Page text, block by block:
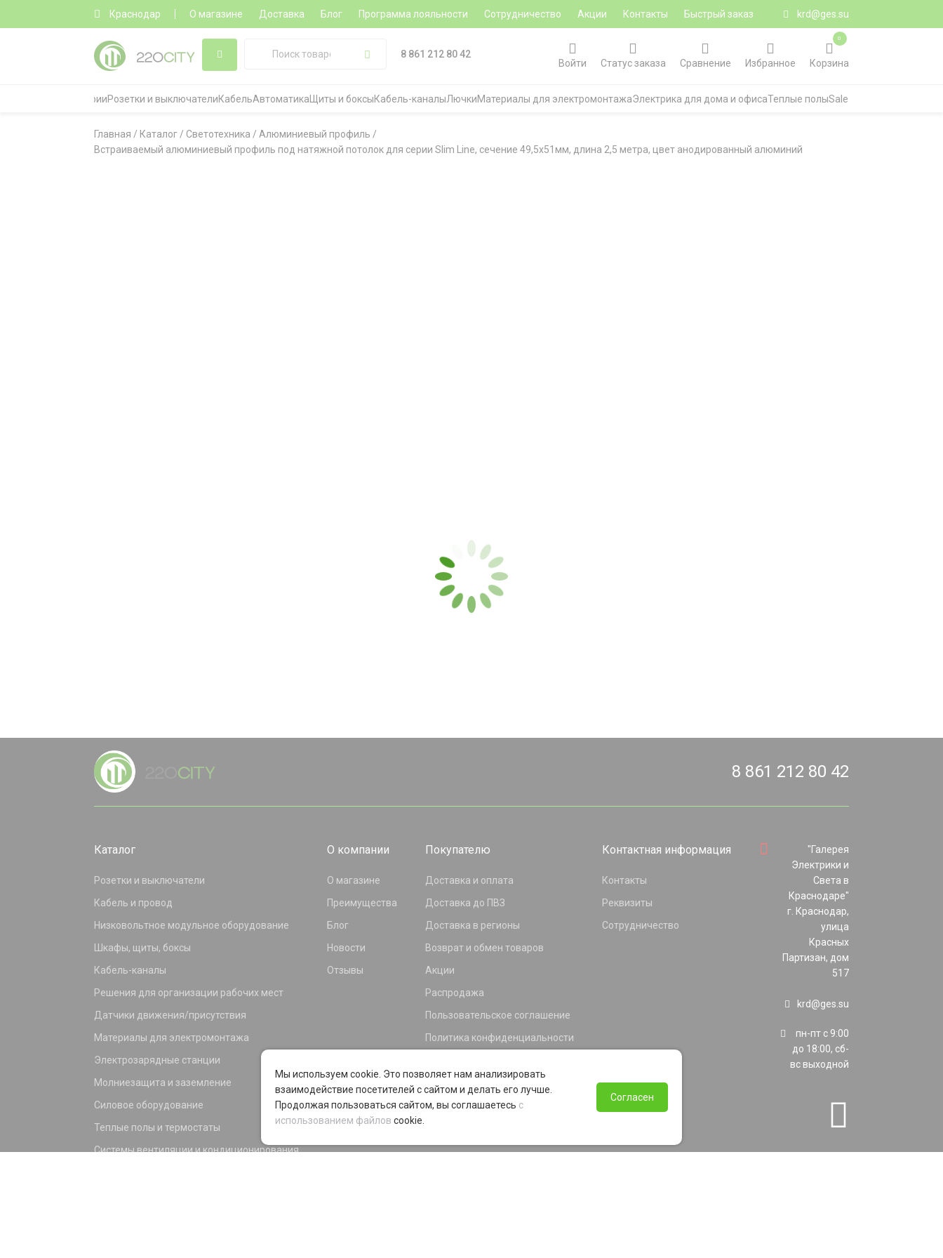
Краснодар О магазине Доставка Блог Программа лояльности Сотрудничество Акции Контакты Быстрый заказ krd@ges.su
8 861 212 80 42
Войти
Статус заказа Сравнение Избранное Корзина
0
Все категорииРозетки и выключателиКабельАвтоматика Щиты и боксыКабель-каналыЛючкиМатериалы для электромонтажаЭлектрика для дома и офисаТеплые полыSale
Главная / Каталог / Светотехника / Алюминиевый профиль /
Встраиваемый алюминиевый профиль под натяжной потолок для серии Slim Line, сечение 49,5х51мм, длина 2,5 метра, цвет анодированный алюминий
8 861 212 80 42
Каталог
Розетки и выключатели
Кабель и провод
Низковольтное модульное оборудование
Шкафы, щиты, боксы
Кабель-каналы
Решения для организации рабочих мест
Датчики движения/присутствия
Материалы для электромонтажа
Электрозарядные станции
Молниезащита и заземление
Силовое оборудование
Теплые полы и термостаты
Системы вентиляции и кондиционирования
О компании
О магазине
Преимущества
Блог
Новости
Отзывы
Покупателю
Доставка и оплата
Доставка до ПВЗ
Доставка в регионы
Возврат и обмен товаров
Акции
Распродажа
Пользовательское соглашение
Политика конфиденциальности
Программа лояльности
Контактная информация
Контакты
Реквизиты
Сотрудничество
"Галерея
Электрики и
Света в
Краснодаре"
г. Краснодар,
улица
Красных
Партизан, дом
517
krd@ges.su
пн-пт с 9:00
до 18:00, сб-
вс выходной
Мы используем cookie. Это позволяет нам анализировать
взаимодействие посетителей с сайтом и делать его лучше.
Продолжая пользоваться сайтом, вы соглашаетесь с
использованием файлов cookie.
Согласен